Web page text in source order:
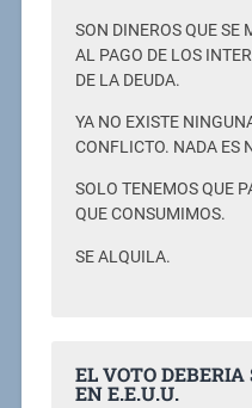
SON DINEROS QUE SE
AL PAGO DE LOS
DE LA DEUDA.
YA NO EXISTE
CONFLICTO. NADA ES
SOLO TENEMOS QUE
QUE CONSUMIMOS.
SE ALQUILA.
EL VOTO DEBERIA
EN E.E.U.U.